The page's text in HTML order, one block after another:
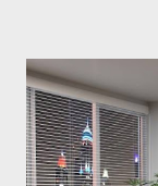
góc cạnh của nội
màu xanh mint,
tính giúp định hình
quần cho bữa